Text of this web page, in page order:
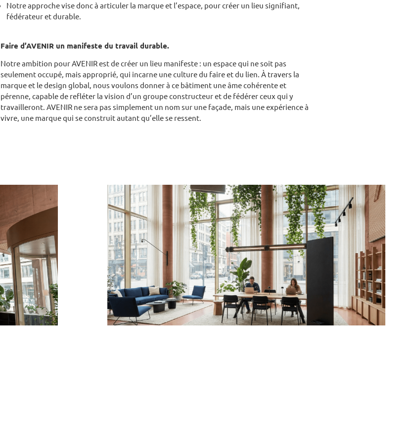
Notre approche vise donc à articuler la marque et l’espace, pour créer un lieu signifiant,
fédérateur et durable.
Faire d’AVENIR un manifeste du travail durable.
Notre ambition pour AVENIR est de créer un lieu manifeste : un espace qui ne soit pas
seulement occupé, mais approprié, qui incarne une culture du faire et du lien. À travers la
marque et le design global, nous voulons donner à ce bâtiment une âme cohérente et
pérenne, capable de refléter la vision d’un groupe constructeur et de fédérer ceux qui y
travailleront. AVENIR ne sera pas simplement un nom sur une façade, mais une expérience à
vivre, une marque qui se construit autant qu’elle se ressent.